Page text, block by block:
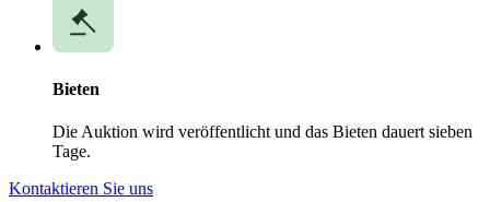
Bieten
Die Auktion wird veröffentlicht und das Bieten dauert sieben
Tage.
Kontaktieren Sie uns